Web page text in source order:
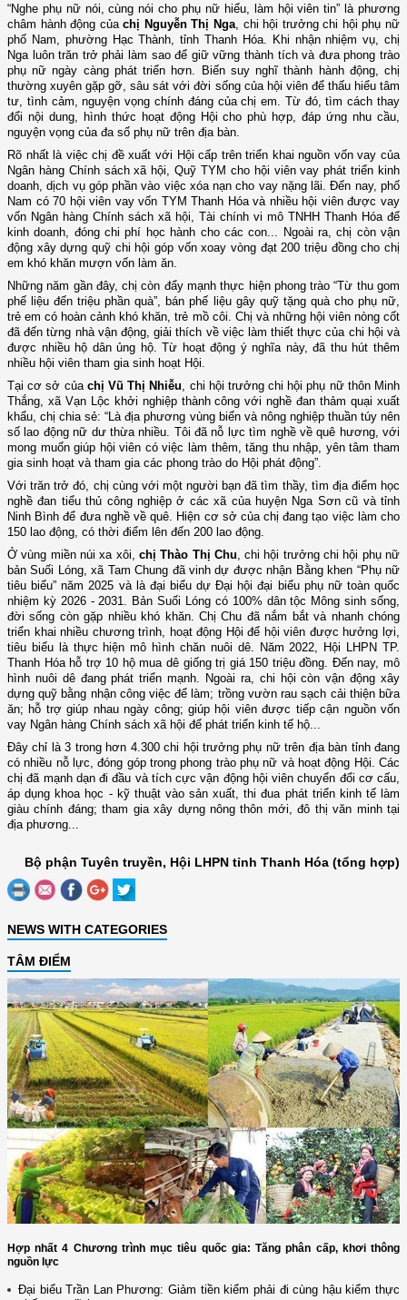
“Nghe phụ nữ nói, cùng nói cho phụ nữ hiểu, làm hội viên tin” là phương
châm hành động củachị Nguyễn Thị Nga , chi hội trưởng chi hội phụ nữ
phố Nam, phường Hạc Thành , tỉnh Thanh Hóa. Khi nhận nhiệm vụ, chị
Nga luôn trăn trở phải làm sao để giữ vững thành tích và đưa phong trào
phụ nữ ngày càng phát triển hơn. Biến suy nghĩ thành hành động, chị
thường xuyên gặp gỡ, sâu sát với đời sống của hội viên để thấu hiểu tâm
tư, tình cảm, nguyện vọng chính đáng của chị em. Từ đó, tìm cách thay
đổi nội dung, hình thức hoạt động Hội cho phù hợp, đáp ứng nhu cầu,
nguyện vọng của đa số phụ nữ trên địa bàn.
Rõ nhất là việc chị đề xuất với Hội cấp trên triển khai nguồn vốn vay của
Ngân hàng Chính sách xã hội, Quỹ TYM cho hội viên vay phát triển kinh
doanh, dịch vụ góp phần vào việc xóa nạn cho vay nặng lãi. Đến nay, phố
Nam có 70 hội viên vay vốn TYM Thanh Hóa và nhiều hội viên được vay
vốn Ngân hàng Chính sách xã hội, Tài chính vi mô TNHH Thanh Hóa để
kinh doanh, đóng chi phí học hành cho các con... Ngoài ra, chị còn vận
động xây dựng quỹ chi hội góp vốn xoay vòng đạt 200 triệu đồng cho chị
em khó khăn mượn vốn làm ăn.
Những năm gần đây, chị còn đẩy mạnh thực hiện phong trào “Từ thu gom
phế liệu đến triệu phần quà”, bán phế liệu gây quỹ tặng quà cho phụ nữ,
trẻ em có hoàn cảnh khó khăn, trẻ mồ côi. Chị và những hội viên nòng cốt
đã đến từng nhà vận động, giải thích về việc làm thiết thực của chi hội và
được nhiều hộ dân ủng hộ. Từ hoạt động ý nghĩa này, đã thu hút thêm
nhiều hội viên tham gia sinh hoạt Hội.
Tại cơ sở của chị Vũ Thị Nhiễu , chi hội trưởng chi hội phụ nữ thôn Minh
Thắng, xã Vạn Lộc khởi nghiệp thành công với nghề đan thảm quại xuất
khẩu, chị chia sẻ: “Là địa phương vùng biển và nông nghiệp thuần túy nên
số lao động nữ dư thừa nhiều. Tôi đã nỗ lực tìm nghề về quê hương, với
mong muốn giúp hội viên có việc làm thêm, tăng thu nhập, yên tâm tham
gia sinh hoạt và tham gia các phong trào do Hội phát động”.
Với trăn trở đó, chị cùng với một người bạn đã tìm thầy, tìm địa điểm học
nghề đan tiểu thủ công nghiệp ở các xã của huyện Nga Sơn cũ và tỉnh
Ninh Bình để đưa nghề về quê. Hiện cơ sở của chị đang tạo việc làm cho
150 lao động, có thời điểm lên đến 200 lao động.
Ở vùng miền núi xa xôi, chị Thào Thị Chu , chi hội trưởng chi hội phụ nữ
bản Suối Lóng, xã Tam Chung đã vinh dự được nhận Bằng khen “Phụ nữ
tiêu biểu” năm 2025 và là đại biểu dự Đại hội đại biểu phụ nữ toàn quốc
nhiệm kỳ 2026 - 2031. Bản Suối Lóng có 100% dân tộc Mông sinh sống,
đời sống còn gặp nhiều khó khăn. Chị Chu đã nắm bắt và nhanh chóng
triển khai nhiều chương trình, hoạt động Hội để hội viên được hưởng lợi,
tiêu biểu là thực hiện mô hình chăn nuôi dê. Năm 2022, Hội LHPN TP.
Thanh Hóa hỗ trợ 10 hộ mua dê giống trị giá 150 triệu đồng. Đến nay, mô
hình nuôi dê đang phát triển mạnh. Ngoài ra, chi hội còn vận động xây
dựng quỹ bằng nhận công việc để làm; trồng vườn rau sạch cải thiện bữa
ăn; hỗ trợ giúp nhau ngày công; giúp hội viên được tiếp cận nguồn vốn
vay Ngân hàng Chính sách xã hội để phát triển kinh tế hộ...
Đây chỉ là 3 trong hơn 4.300 chi hội trưởng phụ nữ trên địa bàn tỉnh đang
có nhiều nỗ lực, đóng góp trong phong trào phụ nữ và hoạt động Hội. Các
chị đã mạnh dạn đi đầu và tích cực vận động hội viên chuyển đổi cơ cấu,
áp dụng khoa học - kỹ thuật vào sản xuất, thi đua phát triển kinh tế làm
giàu chính đáng; tham gia xây dựng nông thôn mới, đô thị văn minh tại
địa phương...
Bộ phận Tuyên truyền, Hội LHPN tỉnh Thanh Hóa (tổng hợp)
NEWS WITH CATEGORIES
TÂM ĐIỂM
Hợp nhất 4 Chương trình mục tiêu quốc gia: Tăng phân cấp, khơi thông
nguồn lực
Đại biểu Trần Lan Phương: Giảm tiền kiểm phải đi cùng hậu kiểm thực